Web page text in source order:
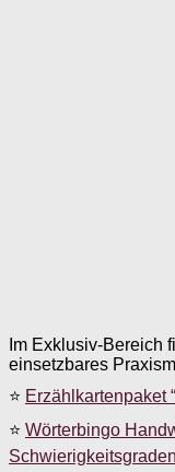
Im Exklusiv-Bereich
einsetzbares
⭐ Erzählkartenpaket
⭐ Wörterbingo
Schwierigkeitsgraden